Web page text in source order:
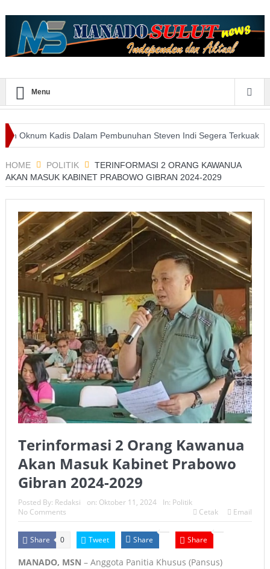
Menu
Dalam Pembunuhan Steven Indi Segera Terkuak Wali
HOME POLITIK
TERINFORMASI 2 ORANG KAWANUA
AKAN MASUK KABINET PRABOWO GIBRAN 2024-2029
Terinformasi 2 Orang Kawanua
Akan Masuk Kabinet Prabowo
Gibran 2024-2029
Posted By: Redaksi on: Oktober 11, 2024 In: Politik
No Comments
Cetak Email
Share 0 Tweet Share Share
MANADO, MSN – Anggota Panitia Khusus (Pansus)